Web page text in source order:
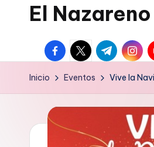
El
Web
la
Nazareno
facebook.com
twitter.com
t.me
Inicio Eventos Vive la